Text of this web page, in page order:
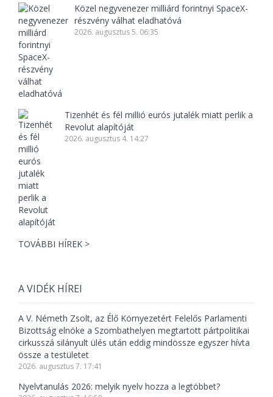
Közel negyvenezer milliárd forintnyi SpaceX-
részvény válhat eladhatóvá
2026. augusztus 5. 06:35
Tizenhét és fél millió eurós jutalék miatt perlik a
Revolut alapítóját
2026. augusztus 4. 14:27
TOVÁBBI HÍREK >
A VIDÉK HÍREI
A V. Németh Zsolt, az Élő Környezetért Felelős Parlamenti
Bizottság elnöke a Szombathelyen megtartott pártpolitikai
cirkusszá silányult ülés után eddig mindössze egyszer hívta
össze a testületet
2026. augusztus 7. 17:41
Nyelvtanulás 2026: melyik nyelv hozza a legtöbbet?